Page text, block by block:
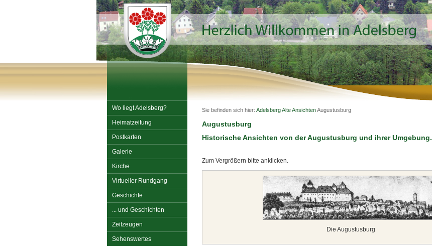
Wo liegt Adelsberg?
Heimatzeitung
Postkarten
Galerie
Kirche
Virtueller Rundgang
Geschichte
... und Geschichten
Zeitzeugen
Sehenswertes
Sie befinden sich hier: Adelsberg Alte AnsichtenAugustusburg
Augustusburg
Historische Ansichten von der Augustusburg und ihrer Umgebung.
Zum Vergrößern bitte anklicken.
Die Augustusburg